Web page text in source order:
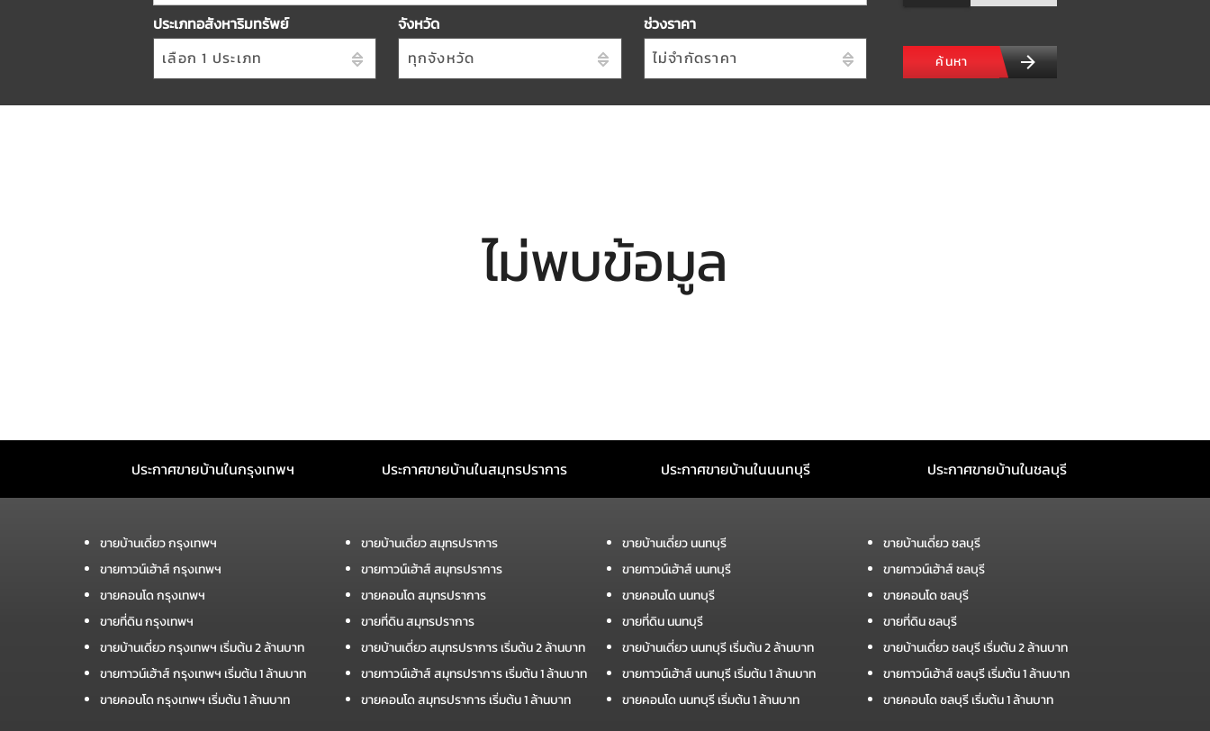
ประเภทอสังหาริมทรัพย์
เลือก 1 ประเภท
จังหวัด
ทุกจังหวัด
ช่วงราคา
ไม่จำกัดราคา
ค้นหา
ไม่พบข้อมูล
ประกาศขายบ้านในกรุงเทพฯ ประกาศขายบ้านในสมุทรปราการ ประกาศขายบ้านในนนทบุรี ประกาศขายบ้านในชลบุรี
ขายบ้านเดี่ยว กรุงเทพฯ
ขายทาวน์เฮ้าส์ กรุงเทพฯ
ขายคอนโด กรุงเทพฯ
ขายที่ดิน กรุงเทพฯ
ขายบ้านเดี่ยว กรุงเทพฯ เริ่มต้น 2 ล้านบาท
ขายทาวน์เฮ้าส์ กรุงเทพฯ เริ่มต้น 1 ล้านบาท
ขายคอนโด กรุงเทพฯ เริ่มต้น 1 ล้านบาท
ขายบ้านเดี่ยว สมุทรปราการ
ขายทาวน์เฮ้าส์ สมุทรปราการ
ขายคอนโด สมุทรปราการ
ขายที่ดิน สมุทรปราการ
ขายบ้านเดี่ยว สมุทรปราการ เริ่มต้น 2 ล้านบาท
ขายทาวน์เฮ้าส์ สมุทรปราการ เริ่มต้น 1 ล้านบาท
ขายคอนโด สมุทรปราการ เริ่มต้น 1 ล้านบาท
ขายบ้านเดี่ยว นนทบุรี
ขายทาวน์เฮ้าส์ นนทบุรี
ขายคอนโด นนทบุรี
ขายที่ดิน นนทบุรี
ขายบ้านเดี่ยว นนทบุรี เริ่มต้น 2 ล้านบาท
ขายทาวน์เฮ้าส์ นนทบุรี เริ่มต้น 1 ล้านบาท
ขายคอนโด นนทบุรี เริ่มต้น 1 ล้านบาท
ขายบ้านเดี่ยว ชลบุรี
ขายทาวน์เฮ้าส์ ชลบุรี
ขายคอนโด ชลบุรี
ขายที่ดิน ชลบุรี
ขายบ้านเดี่ยว ชลบุรี เริ่มต้น 2 ล้านบาท
ขายทาวน์เฮ้าส์ ชลบุรี เริ่มต้น 1 ล้านบาท
ขายคอนโด ชลบุรี เริ่มต้น 1 ล้านบาท